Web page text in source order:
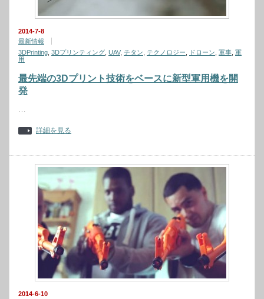
2014-7-8
最新情報
3DPrinting 3Dプリンティング UAV, チタン テクノロジー ドローン 軍事 軍
用
最先端の3Dプリント技術をベースに新型軍用機を開
発
…
詳細を見る
2014-6-10